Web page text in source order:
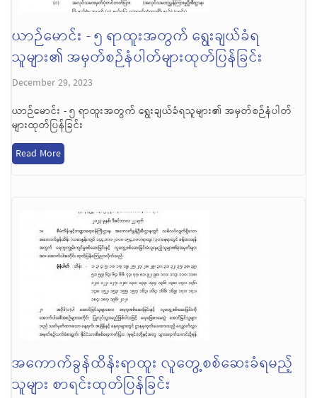
ယာဉ်မောင်း - ၅ ရာထူးအတွက် ရွေးချယ်ခံရ
သူများ၏ အမှတ်စဉ်နံပါတ်များထုတ်ပြန်ခြင်း
December 29, 2023
ယာဉ်မောင်း - ၅ ရာထူးအတွက် ရွေးချယ်ခံရသူများ၏ အမှတ်စဉ်နံပါတ်
များထုတ်ပြန်ခြင်း
Read More
အကောက်ခွန်ထိန်းရာထူး လူတွေ့စစ်ဆေးခံရမည့်
သူများ စာရင်းထုတ်ပြန်ခြင်း